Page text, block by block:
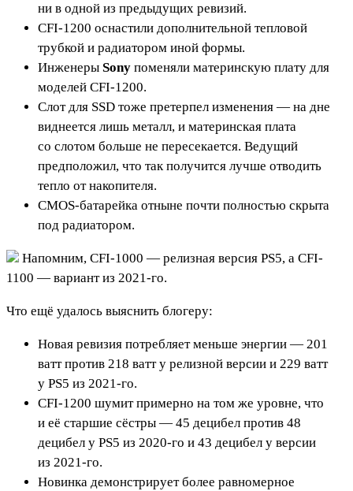
ни в одной из предыдущих ревизий.
CFI-1200 оснастили дополнительной тепловой
трубкой и радиатором иной формы.
Инженеры Sony поменяли материнскую плату для
моделей CFI-1200.
Слот для SSD тоже претерпел изменения — на дне
виднеется лишь металл, и материнская плата
со слотом больше не пересекается. Ведущий
предположил, что так получится лучше отводить
тепло от накопителя.
CMOS-батарейка отныне почти полностью скрыта
под радиатором.
Напомним, CFI-1000 — релизная версия PS5, а CFI-
1100 — вариант из 2021-го.
Что ещё удалось выяснить блогеру:
Новая ревизия потребляет меньше энергии — 201
ватт против 218 ватт у релизной версии и 229 ватт
у PS5 из 2021-го.
CFI-1200 шумит примерно на том же уровне, что
и её старшие сёстры — 45 децибел против 48
децибел у PS5 из 2020-го и 43 децибел у версии
из 2021-го.
Новинка демонстрирует более равномерное